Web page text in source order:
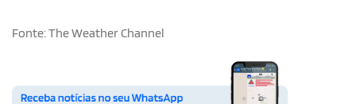
Fonte: The Weather Channel